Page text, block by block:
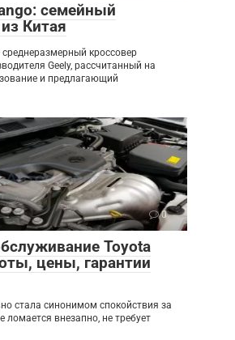
семейный
Китая
среднеразмерный кроссовер
Geely, рассчитанный на
и предлагающий
0
Toyota
цены, гарантии
стала синонимом спокойствия за
внезапно, не требует